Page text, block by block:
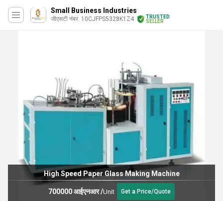
Small Business Industries
जीएसटी नंबर. 10CJFPS5328K1Z4
TRUSTED
SELLER
High Speed Paper Glass Making Machine
700000 आईएनआर/Unit Get a Price/Quote